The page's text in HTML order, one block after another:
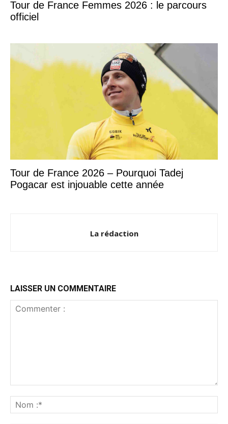
Tour de France Femmes 2026 : le parcours
officiel
Tour de France 2026 – Pourquoi Tadej
Pogacar est injouable cette année
La rédaction
LAISSER UN COMMENTAIRE